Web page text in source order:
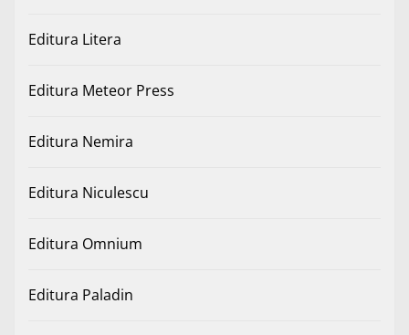
Editura Litera
Editura Meteor Press
Editura Nemira
Editura Niculescu
Editura Omnium
Editura Paladin